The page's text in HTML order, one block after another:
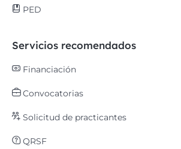
PED
Servicios recomendados
Financiación
Convocatorias
Solicitud de practicantes
QRSF